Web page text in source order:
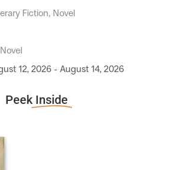
Fiction, Novel
Novel
12, 2026 - August 14, 2026
Peek Inside